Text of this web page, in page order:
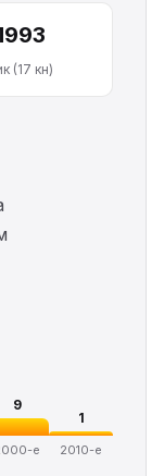
(17 кн)
9
е
1
2010-е